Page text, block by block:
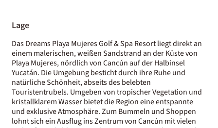
Lage
Das Dreams Playa Mujeres Golf & Spa Resort liegt direkt an
einem malerischen, weißen Sandstrand an der Küste von
Playa Mujeres, nördlich von Cancún auf der Halbinsel
Yucatán. Die Umgebung besticht durch ihre Ruhe und
natürliche Schönheit, abseits des belebten
Touristentrubels. Umgeben von tropischer Vegetation und
kristallklarem Wasser bietet die Region eine entspannte
und exklusive Atmosphäre. Zum Bummeln und Shoppen
lohnt sich ein Ausflug ins Zentrum von Cancún mit vielen